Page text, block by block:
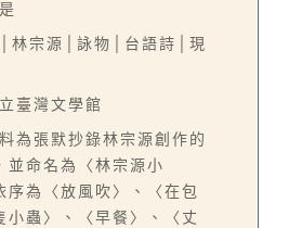
是
林宗源│詠物│台語詩│現
臺灣文學館
為張默抄錄林宗源創作的
並命名為〈林宗源小
序為〈放風吹〉、〈在包
小蟲〉、〈早餐〉、〈丈